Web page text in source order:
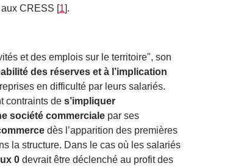
CRESS 1 .
et des emplois sur le territoire", son
des réserves et à l’implication
en difficulté par leurs salariés.
contraints de s’impliquer
société commerciale par ses
dès l’apparition des premières
la structure. Dans le cas où les salariés
0 devrait être déclenché au profit des